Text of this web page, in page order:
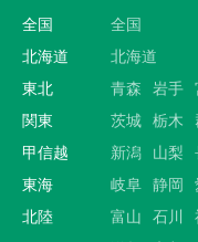
全国
全国
北海道
北海道
東北
青森 岩手
関東
茨城 栃木
甲信越
新潟 山梨
東海
岐阜 静岡
北陸
富山 石川